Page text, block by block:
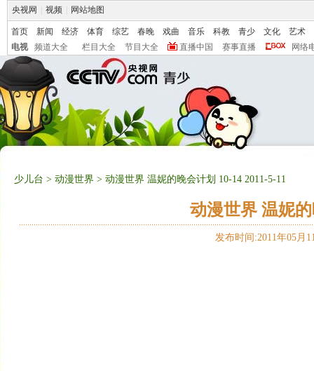
央视网 视频 网站地图
首页 新闻 经济 体育 综艺 春晚 戏曲 音乐 科教 青少 文化
艺术
电视
频道大全 栏目大全 节目大全 直播中国 赛事直播 网络
少儿台 > 动漫世界 > 动漫世界 温妮的晚会计划 10-14 2011-5-11
动漫世界 温妮的
发布时间:2011年05月